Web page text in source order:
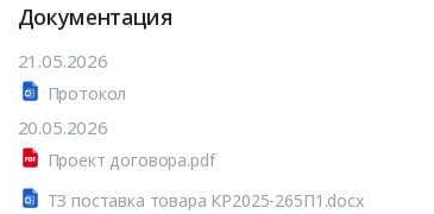
Документация
21.05.2026
Протокол
20.05.2026
Проект договора.pdf
ТЗ поставка товара КР2025-265П1.docx